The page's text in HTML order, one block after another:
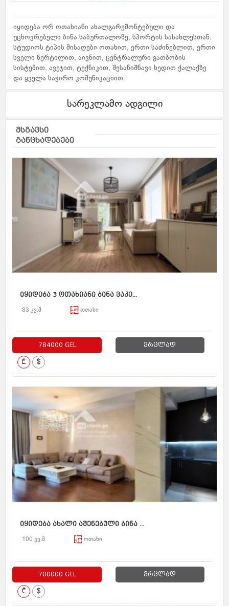
იყიდება ორ ოთახიანი ახალგარემონტებული და
უცხოვრებელი ბინა საბურთალოზე, სპორტის სასახლესთან.
სტუდიოს ტიპის მისაღები ოთახით, ერთი საძინებლით, ერთი
სველი წერტილით, აივნით, ცენტრალური გათბობის
სისტემით, ავეჯით, ტექნიკით, შესანიშნავი ხედით ქალაქზე
და ყველა საჭირო კომუნიკაციით.
სარეკლამო ადგილი
მსგავსი
განცხადებები
იყიდება 3 ოთახიანი ბინა ვაკე...
83 კვ.მ ოთახი
784000 GEL ვრცლად
₾ $
იყიდება ახალი აშენებული ბინა ...
100 კვ.მ ოთახი
700000 GEL ვრცლად
₾ $